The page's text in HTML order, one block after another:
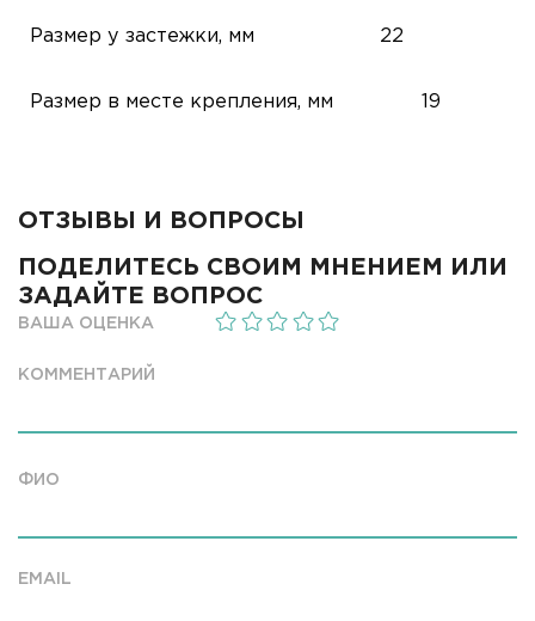
Размер у застежки, мм 22
Размер в месте крепления, мм 19
ОТЗЫВЫ И ВОПРОСЫ
ПОДЕЛИТЕСЬ СВОИМ МНЕНИЕМ ИЛИ
ЗАДАЙТЕ ВОПРОС
ВАША ОЦЕНКА
КОММЕНТАРИЙ
ФИО
EMAIL